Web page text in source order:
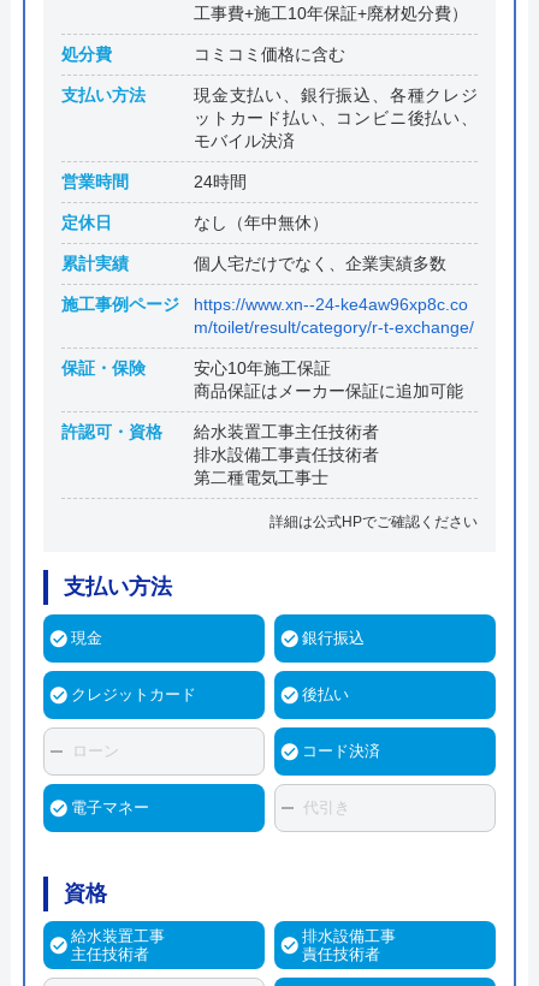
工事費+施工10年保証+廃材処分費）
処分費 コミコミ価格に含む
支払い方法
現金支払い、銀行振込、各種クレジ
ットカード払い、コンビニ後払い、
モバイル決済
営業時間 24時間
定休日 なし（年中無休）
累計実績 個人宅だけでなく、企業実績多数
施工事例ページ
https://www.xn--24-ke4aw96xp8c.co
m/toilet/result/category/r-t-exchange/
保証・保険
安心10年施工保証
商品保証はメーカー保証に追加可能
許認可・資格
給水装置工事主任技術者
排水設備工事責任技術者
第二種電気工事士
詳細は公式HPでご確認ください
支払い方法
現金 銀行振込
クレジットカード 後払い
ローン コード決済
電子マネー 代引き
資格
給水装置工事
主任技術者
排水設備工事
責任技術者